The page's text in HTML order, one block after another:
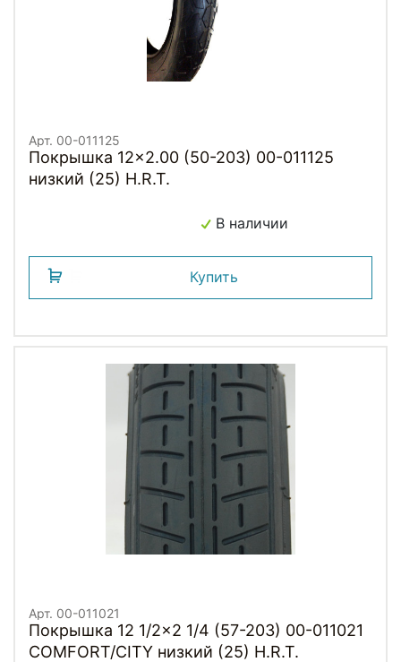
Арт. 00-011125
Покрышка 12x2.00 (50-203) 00-011125
низкий (25) H.R.T.
В наличии
Купить
Арт. 00-011021
Покрышка 12 1/2x2 1/4 (57-203) 00-011021
COMFORT/CITY низкий (25) H.R.T.